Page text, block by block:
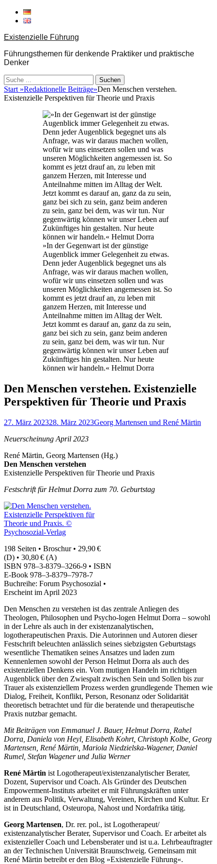
Weiter
zum
Existenzielle Führung
Führungsthemen für denkende Praktiker und praktische
Denker
Suche
nach:
Start »Redaktionelle Beiträge»Den Menschen verstehen.
Existenzielle Perspektiven für Theorie und Praxis
»In der Gegenwart ist der günstige
Augenblick immer Gelegenheit zu etwas.
Denn jeder Augenblick begegnet uns als
Anfrage, was wir daraus machen wollen,
wofür wir uns einsetzen sollen und was
unseren Möglichkeiten angemessen ist. So
kommt es jetzt drauf an, zu leben mit
ganzem Herzen, mit Interesse und
Anteilnahme mitten im Alltag der Welt.
Jetzt kommt es darauf an, ganz da zu sein,
ganz bei sich zu sein, ganz beim anderen
zu sein, ganz bei dem, was wir tun. Nur
gegenwärtig können wir unser Leben auf
Zukünftiges hin gestalten. Nur heute
können wir handeln.« Helmut Dorra
Den Menschen verstehen. Existenzielle
Perspektiven für Theorie und Praxis
Veröffentlicht
27. März 202328. März 2023Autor
Georg Martensen und René Märtin
Neuerscheinung April 2023
René Märtin, Georg Martensen (Hg.)
Den Menschen verstehen
Existenzielle Perspektiven für Theorie und Praxis
Festschrift für Helmut Dorra zum 70. Geburtstag
198 Seiten • Broschur • 29,90€
(D) • 30,80€ (A)
ISBN 978–3‑8379–3266‑9 • ISBN
E‑Book 978–3‑8379–7978‑7
Buchreihe: Forum Psychosozial •
Erscheint im April 2023
Den Menschen zu verstehen ist das zentrale Anliegen des
Theologen, Philosophen und Psycho‐​logen Helmut Dorra – sowohl
in der Lehre als auch in der existenzanalytischen,
logotherapeutischen Praxis. Die Autorinnen und Autoren dieser
Festschrift beleuchten anlässlich seines siebzigsten Geburtstags
wesentliche Thematiken seines Ansatzes und laden zum
Kennenlernen sowohl der Person Helmut Dorra als auch des
existenziellen Denkens ein. Vom mutigen Handeln im richtigen
Augenblick über den Zwiespalt zwischen Sein und Sollen bis zur
Trauer als existenziellem Prozess werden grundlegende Themen wie
Dialog, Freiheit, Konflikt, Person, Resonanz oder Solidarität
theoretisch betrachtet und für die beratende und therapeutische
Praxis nutzbar gemacht.
Mit Beiträgen von Emmanuel J. Bauer, Helmut Dorra, Rahel
Dorra, Daniela von Heyl, Elisabeth Kohrt, Christoph Kolbe, Georg
Martensen, René Märtin, Mariola Niedzielska‐​Wagener, Daniel
Rumel, Stefan Wagener und Julia Werner
René Märtin ist Logotherapeut/​existenzanalytischer Berater,
Dozent, Supervisor und Coach. Als Gründer des Deutschen
Empowerment‐​Instituts arbeitet er mit Führungskräften unter
anderem aus Politik, Verwaltung, Vereinen, Kirchen und Kultur. Er
ist in Deutschland, Osteuropa, Nahost und Nordafrika tätig.
Georg Martensen, Dr. rer. pol., ist Logotherapeut/​
existenzanalytischer Berater, Supervisor und Coach. Er arbeitet als
existenzieller Coach und Lebensberater und ist u.a. Lehrbeauftragter
an der Technischen Universität Braunschweig. Gemeinsam mit
René Märtin betreibt er den Blog »Existenzielle Führung«.